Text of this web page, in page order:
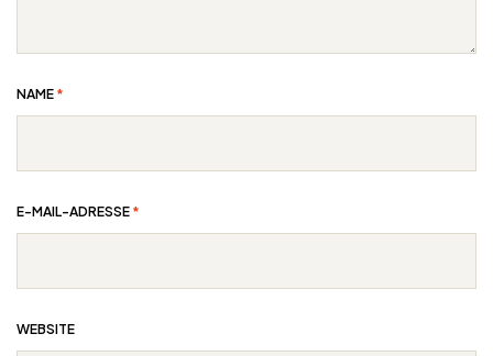
NAME *
E-MAIL-ADRESSE *
WEBSITE